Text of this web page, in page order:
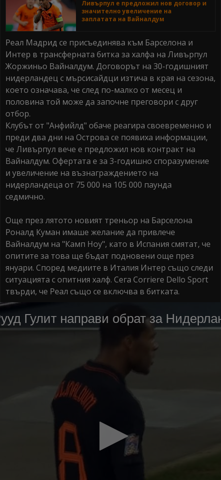
Ливърпул е предложил нов договор и
значително увеличение на
заплатата на Вайналдум
Реал Мадрид се присъединява към Барселона и
Интер в трансферната битка за халфа на Ливърпул
Жоржиньо Вайналдум. Договорът на 30-годишният
нидерландец с мърсисайдци изтича в края на сезона,
което означава, че след по-малко от месец и
половина той може да започне преговори с друг
отбор.
Клубът от "Анфийлд" обаче реагира своевременно и
преди два дни на Острова се появиха информации,
че Ливърпул вече е предложил нов контракт на
Вайналдум. Офертата е за 3-годишно споразумение
и увеличение на възнаграждението на
нидерландеца от 75 000 на 105 000 паунда
седмично.
Още през лятото новият треньор на Барселона
Роналд Куман имаше желание да привлече
Вайналдум на "Камп Ноу", като в Испания смятат, че
опитите за това ще бъдат подновени още през
януари. Според медиите в Италия Интер също следи
ситуацията с опитния халф. Сега Corriere Dello Sport
твърди, че Реал също се включва в битката.